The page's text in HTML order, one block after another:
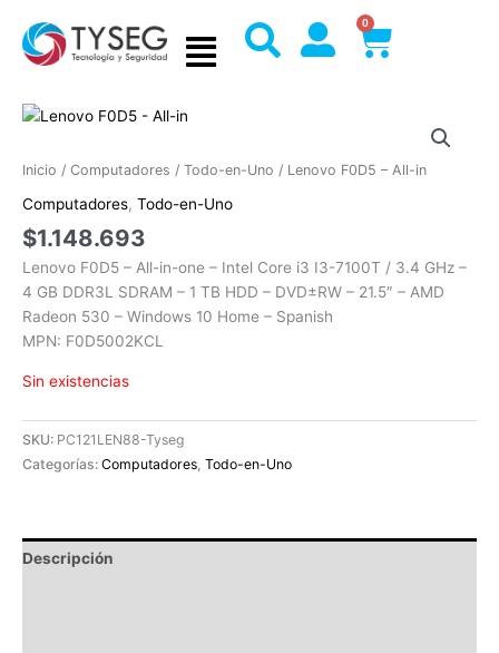
contenido
0
Cart
Inicio / Computadores / Todo-en-Uno / Lenovo F0D5 – All-in
Computadores, Todo-en-Uno
$1.148.693
Lenovo F0D5 – All-in-one – Intel Core i3 I3-7100T / 3.4 GHz –
4 GB DDR3L SDRAM – 1 TB HDD – DVD±RW – 21.5″ – AMD
Radeon 530 – Windows 10 Home – Spanish
MPN: F0D5002KCL
Sin existencias
SKU: PC121LEN88-Tyseg
Categorías: Computadores, Todo-en-Uno
Descripción